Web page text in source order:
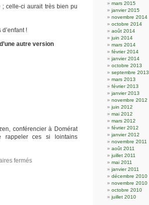
celle-ci aurait très bien pu
!
autre version
conférencier à Domérat
rappeler ces si lointains
fermés
mars 2015
janvier 2015
novembre 2014
octobre 2014
août 2014
juin 2014
mars 2014
février 2014
janvier 2014
octobre 2013
septembre 2013
mars 2013
février 2013
janvier 2013
novembre 2012
juin 2012
mai 2012
mars 2012
février 2012
janvier 2012
novembre 2011
août 2011
juillet 2011
mai 2011
janvier 2011
décembre 2010
novembre 2010
octobre 2010
juillet 2010